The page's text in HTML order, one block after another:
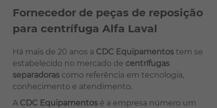
Fornecedor de peças de reposição
para centrífuga Alfa Laval
Há mais de 20 anos a CDC Equipamentos tem se
estabelecido no mercado de centrífugas
separadoras como referência em tecnologia,
conhecimento e atendimento.
A CDC Equipamentos é a empresa número um